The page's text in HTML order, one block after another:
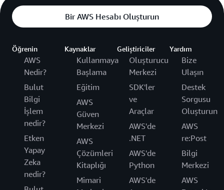
Bir AWS Hesabı Oluşturun
Öğrenin
AWS
Nedir?
Bulut
Bilgi
İşlem
nedir?
Etken
Yapay
Zeka
nedir?
Kaynaklar
Kullanmaya
Başlama
Eğitim
AWS
Güven
Merkezi
AWS
Çözümleri
Kitaplığı
Mimari
Geliştiriciler
Oluşturucu
Merkezi
SDK'ler
ve
Araçlar
AWS'de
.NET
AWS'de
Python
AWS'de
Yardım
Bize
Ulaşın
Destek
Sorgusu
Oluşturun
AWS
re:Post
Bilgi
Merkezi
AWS